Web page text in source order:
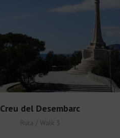
Creu del Desembarc
Ruta / Walk 3